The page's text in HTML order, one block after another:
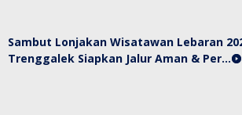
Sambut Lonjakan Wisatawan Lebaran
Trenggalek Siapkan Jalur Aman & Per…